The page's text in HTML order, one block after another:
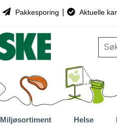
Pakkesporing Aktuelle
Miljøsortiment Helse